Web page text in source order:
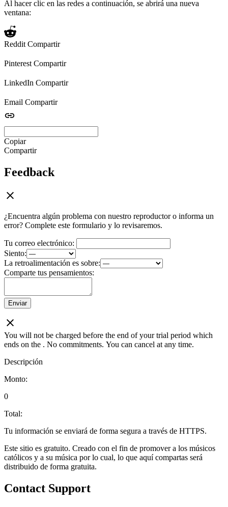
Al hacer clic en las redes a continuación, se abrirá una nueva
ventana:
Reddit Compartir
Pinterest Compartir
LinkedIn Compartir
Email Compartir
Copiar
Compartir
Feedback
¿Encuentra algún problema con nuestro reproductor o informa un
error? Complete este formulario y lo revisaremos.
Tu correo electrónico:
Siento:
La retroalimentación es sobre:
Comparte tus pensamientos:
Enviar
You will not be charged before the end of your trial period which
ends on the . No commitments. You can cancel at any time.
Descripción
Monto:
0
Total:
Tu información se enviará de forma segura a través de HTTPS.
Este sitio es gratuito. Creado con el fin de promover a los músicos
católicos y a su música por lo cual, lo que aquí compartas será
distribuido de forma gratuita.
Contact Support